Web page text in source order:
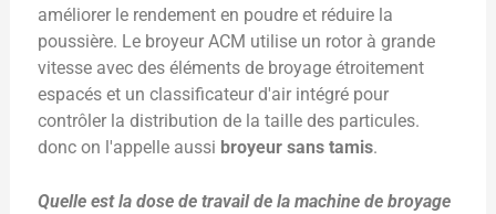
améliorer le rendement en poudre et réduire la
poussière. Le broyeur ACM utilise un rotor à grande
vitesse avec des éléments de broyage étroitement
espacés et un classificateur d'air intégré pour
contrôler la distribution de la taille des particules.
donc on l'appelle aussi broyeur sans tamis.
Quelle est la dose de travail de la machine de broyage